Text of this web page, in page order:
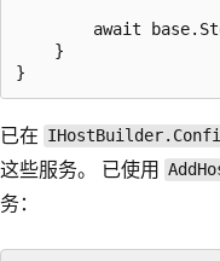
await
    }
已在
这些服务。 已使用
务：